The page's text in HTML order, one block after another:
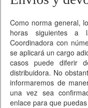
Como norma general,
horas siguientes a
Coordinadora con
se aplicará un cargo
casos puede diferir
distribuidora. No
informaremos de
una vez sea
enlace para que